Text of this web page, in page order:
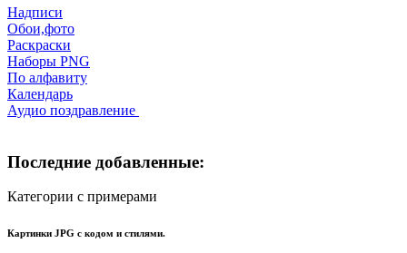
Надписи
Обои,фото
Раскраски
Наборы PNG
По алфавиту
Календарь
Аудио поздравление
Последние добавленные:
Категории с примерами
Картинки JPG с кодом и стилями.